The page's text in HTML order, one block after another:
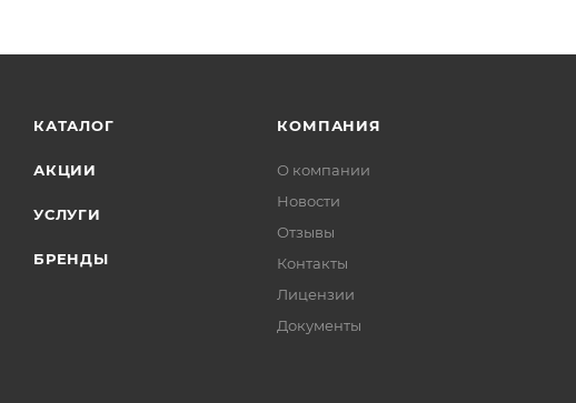
КАТАЛОГ
АКЦИИ
УСЛУГИ
БРЕНДЫ
КОМПАНИЯ
О компании
Новости
Отзывы
Контакты
Лицензии
Документы